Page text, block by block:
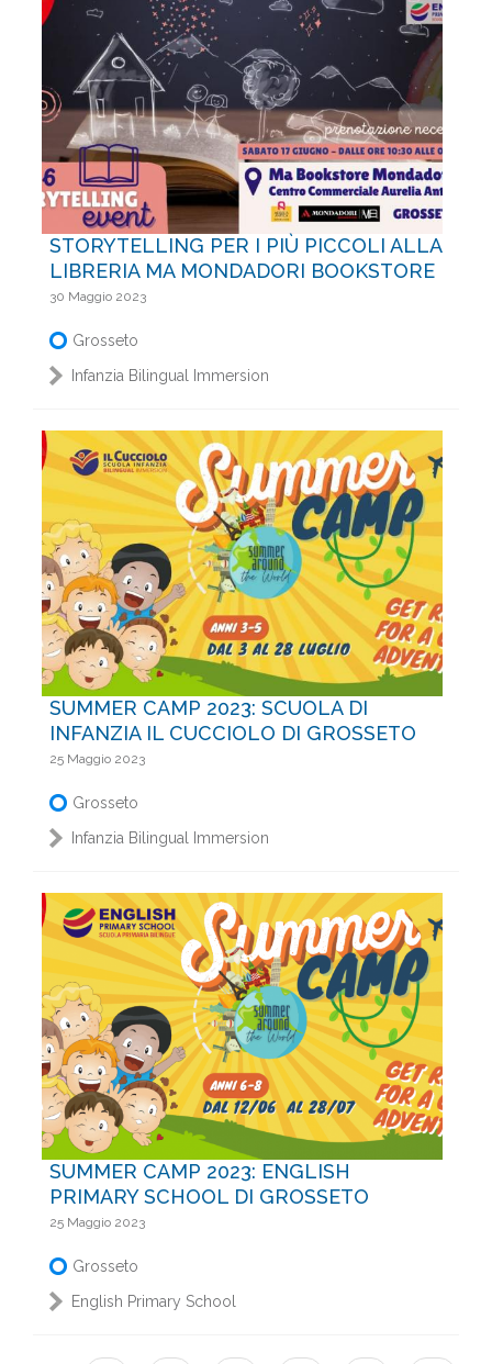
STORYTELLING PER I PIÙ PICCOLI ALLA
LIBRERIA MA MONDADORI BOOKSTORE
30 Maggio 2023
Grosseto
Infanzia Bilingual Immersion
SUMMER CAMP 2023: SCUOLA DI
INFANZIA IL CUCCIOLO DI GROSSETO
25 Maggio 2023
Grosseto
Infanzia Bilingual Immersion
SUMMER CAMP 2023: ENGLISH
PRIMARY SCHOOL DI GROSSETO
25 Maggio 2023
Grosseto
English Primary School